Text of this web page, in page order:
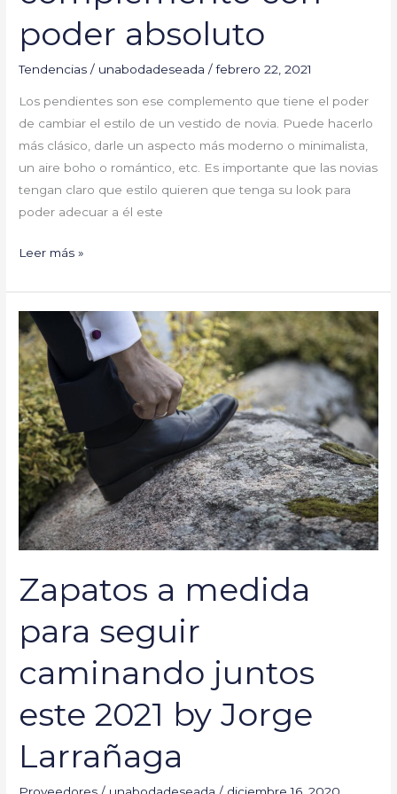
poder absoluto
Tendencias / unabodadeseada/febrero 22, 2021
Los pendientes son ese complemento que tiene el poder
de cambiar el estilo de un vestido de novia. Puede hacerlo
más clásico, darle un aspecto más moderno o minimalista,
un aire boho o romántico, etc. Es importante que las novias
tengan claro que estilo quieren que tenga su look para
poder adecuar a él este
Leer más »
Zapatos a medida
para seguir
caminando juntos
este 2021 by Jorge
Larrañaga
Zapatos
a
medida
para
seguir
caminando
juntos
este
2021
by
Jorge